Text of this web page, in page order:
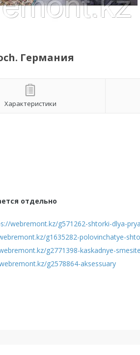
Германия
Характеристики
отдельно
webremont.kz/g571262-shtorki-dlya-
g1635282-polovinchatye-
g2771398-kaskadnye-
g2578864-aksessuary